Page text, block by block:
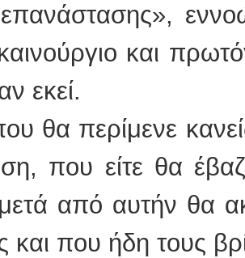
επανάστασης»,
καινούργιο και
εκεί.
θα περίμενε
που είτε θα
μετά από αυτήν θα
και που ήδη τους